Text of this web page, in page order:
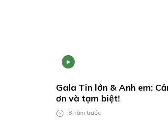
Gala Tin lớn & Anh em:
ơn và tạm biệt!
8 năm trước